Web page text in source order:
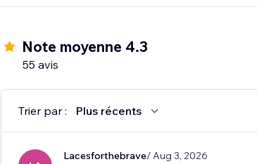
Note moyenne 4.3
55 avis
Trier par : Plus récents
Lacesforthebrave/ Aug 3, 2026